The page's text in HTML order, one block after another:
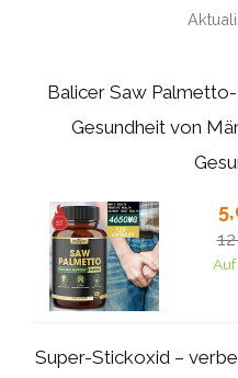
Balicer Saw
Gesundheit von
Super-Stickoxid –